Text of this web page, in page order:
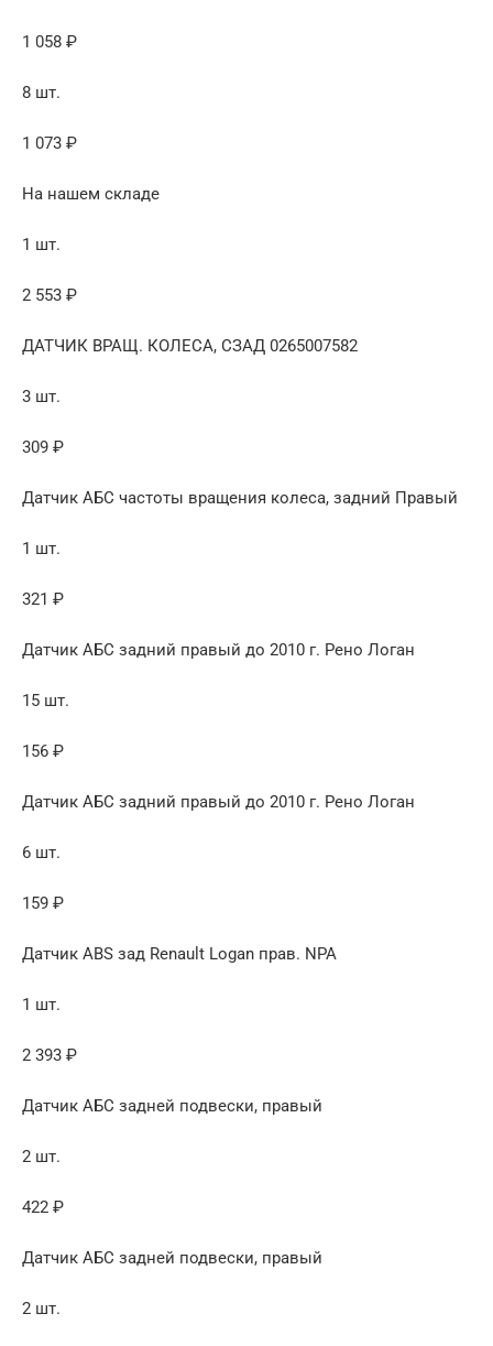
1 058 ₽
8 шт.
1 073 ₽
На нашем складе
1 шт.
2 553 ₽
ДАТЧИК ВРАЩ. КОЛЕСА, СЗАД 0265007582
3 шт.
309 ₽
Датчик АБС частоты вращения колеса, задний Правый
1 шт.
321 ₽
Датчик АБС задний правый до 2010 г. Рено Логан
15 шт.
156 ₽
Датчик АБС задний правый до 2010 г. Рено Логан
6 шт.
159 ₽
Датчик ABS зад Renault Logan прав. NPA
1 шт.
2 393 ₽
Датчик АБС задней подвески, правый
2 шт.
422 ₽
Датчик АБС задней подвески, правый
2 шт.